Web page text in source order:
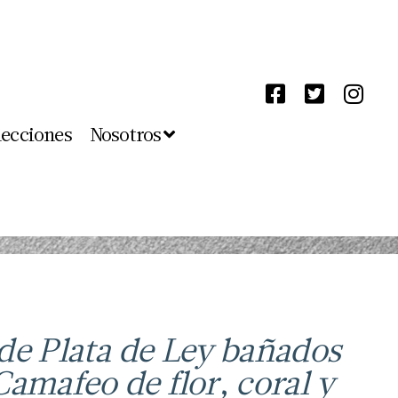
Nosotros
Plata de Ley bañados
de flor, coral y